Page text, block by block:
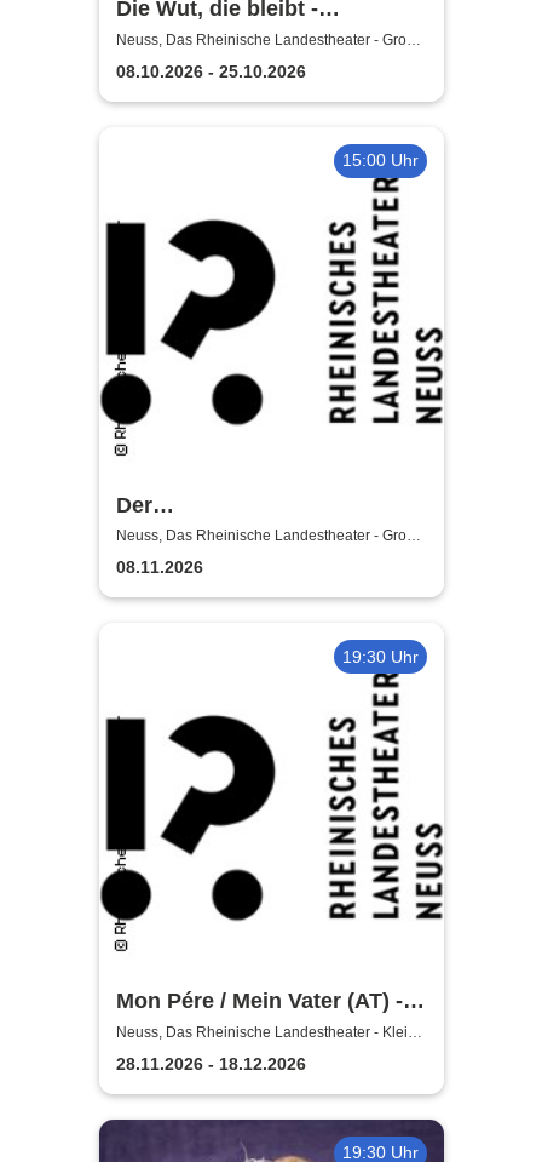
Die Wut, die bleibt -
Rheinische Landestheater
Neuss
Neuss, Das Rheinische Landestheater - Große
Bühne
08.10.2026 - 25.10.2026
15:00 Uhr
Der
satanarchäolügenialkohöllische
Wunschpunsch - Rheinisches
Landestheater Neuss
Neuss, Das Rheinische Landestheater - Große
Bühne
08.11.2026
19:30 Uhr
Mon Pére / Mein Vater (AT) -
Rheinisches Landestheater
Neuss
Neuss, Das Rheinische Landestheater - Kleine
Bühne
28.11.2026 - 18.12.2026
19:30 Uhr